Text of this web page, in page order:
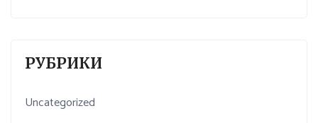
РУБРИКИ
Uncategorized